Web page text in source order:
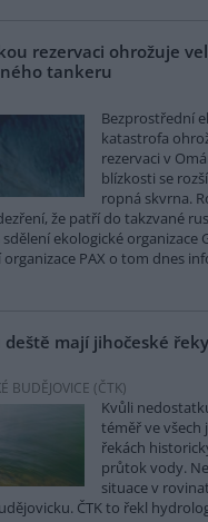
rezervaci ohrožuje
tankeru
Bezprostřední
katastrofa
rezervaci v
blízkosti se
ropná skvrna.
že patří do takzvané
ekologické organizace
PAX o tom dnes
mají jihočeské
BUDĚJOVICE (ČTK)
Kvůli
téměř ve všech
řekách
průtok vody.
situace v
ČTK to řekl